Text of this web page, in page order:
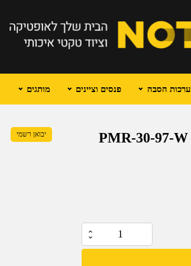
ערכות הסבה פנסים וציינים מותגים
של
יבואן רשמי